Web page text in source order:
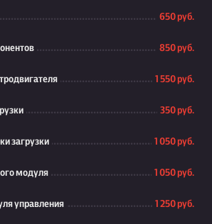
650 руб.
850 руб.
1 550 руб.
350 руб.
загрузки 1 050 руб.
модуля 1 050 руб.
управления 1 250 руб.